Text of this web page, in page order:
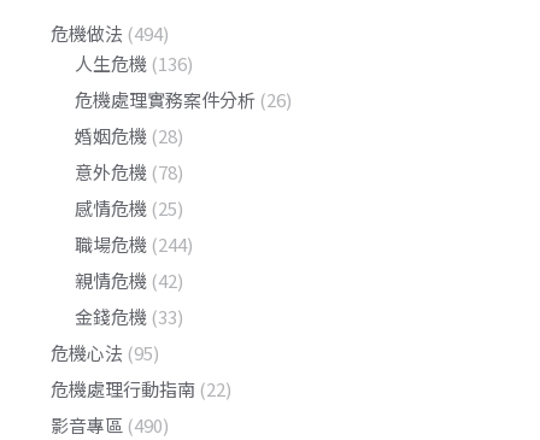
危機做法 (494)
人生危機 (136)
危機處理實務案件分析 (26)
婚姻危機 (28)
意外危機 (78)
感情危機 (25)
職場危機 (244)
親情危機 (42)
金錢危機 (33)
危機心法 (95)
危機處理行動指南 (22)
影音專區 (490)